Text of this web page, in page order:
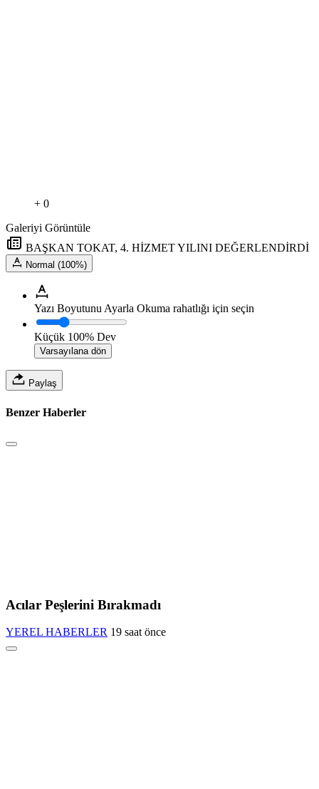
+ 0
Galeriyi Görüntüle
BAŞKAN TOKAT, 4. HİZMET YILINI DEĞERLENDİRDİ
Normal (100%)
Yazı Boyutunu Ayarla Okuma rahatlığı için seçin
Küçük 100% Dev
Varsayılana dön
Paylaş
Benzer Haberler
Acılar Peşlerini Bırakmadı
YEREL HABERLER 19 saat önce